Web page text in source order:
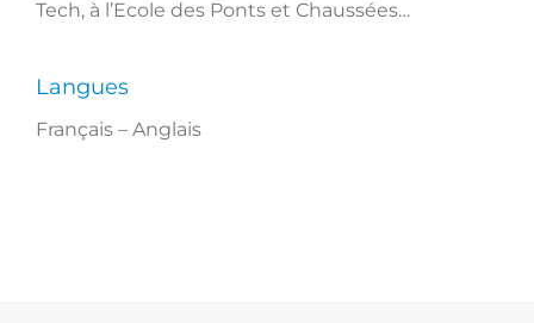
Tech, à l’Ecole des Ponts et Chaussées…
Langues
Français – Anglais